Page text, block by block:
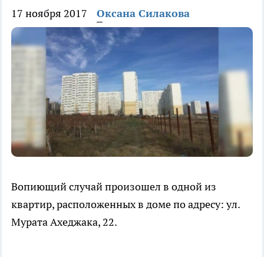
17 ноября 2017 Оксана Силакова
Вопиющий случай произошел в одной из
квартир, расположенных в доме по адресу: ул.
Мурата Ахеджака, 22.